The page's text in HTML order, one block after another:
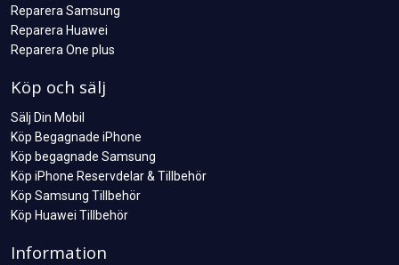
Reparera Samsung
Reparera Huawei
Reparera One plus
Köp och sälj
Sälj Din Mobil
Köp Begagnade iPhone
Köp begagnade Samsung
Köp iPhone Reservdelar & Tillbehör
Köp Samsung Tillbehör
Köp Huawei Tillbehör
Information